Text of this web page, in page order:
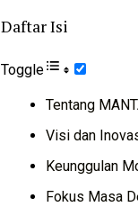
Daftar Isi
Toggle
Tentang
Visi dan
Keunggulan
Fokus Masa